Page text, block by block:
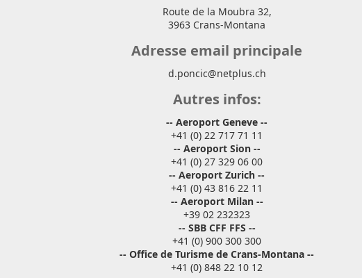
Route de la Moubra 32,
3963 Crans-Montana
Adresse email principale
d.poncic@netplus.ch
Autres infos:
-- Aeroport Geneve --
+41 (0) 22 717 71 11
-- Aeroport Sion --
+41 (0) 27 329 06 00
-- Aeroport Zurich --
+41 (0) 43 816 22 11
-- Aeroport Milan --
+39 02 232323
-- SBB CFF FFS --
+41 (0) 900 300 300
-- Office de Turisme de Crans-Montana --
+41 (0) 848 22 10 12